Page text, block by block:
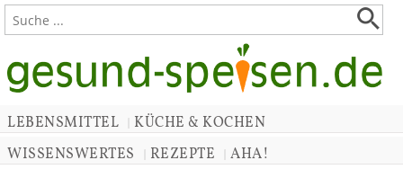
LEBENSMITTEL
KÜCHE & KOCHEN
WISSENSWERTES
REZEPTE
AHA!